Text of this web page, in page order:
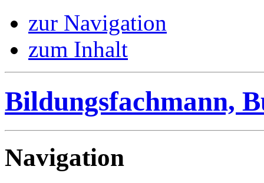
zur Navigation
zum Inhalt
Bildungsfachmann,
Navigation